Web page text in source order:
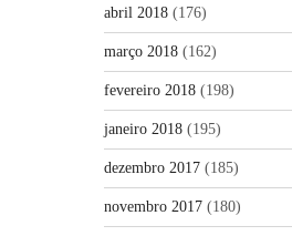
abril 2018 (176)
março 2018 (162)
fevereiro 2018 (198)
janeiro 2018 (195)
dezembro 2017 (185)
novembro 2017 (180)